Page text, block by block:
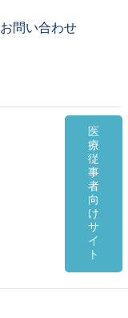
お問い合わせ
医
療
従
事
者
向
け
サ
イ
ト